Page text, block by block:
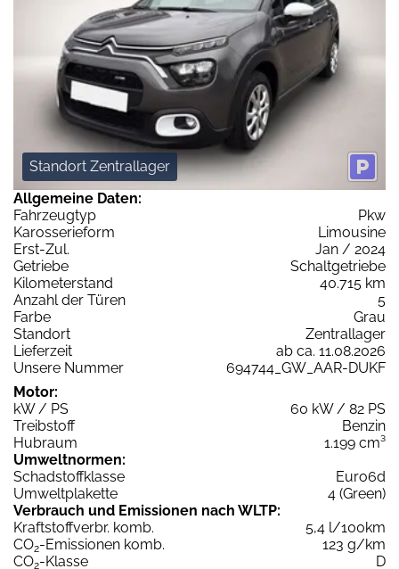
Standort Zentrallager
Allgemeine Daten:
Fahrzeugtyp
Pkw
Karosserieform
Limousine
Erst-Zul.
Jan / 2024
Getriebe
Schaltgetriebe
Kilometerstand
40.715 km
Anzahl der Türen
5
Farbe
Grau
Standort
Zentrallager
Lieferzeit
ab ca. 11.08.2026
Unsere Nummer
694744_GW_AAR-DUKF
Motor:
kW / PS
60 kW / 82 PS
Treibstoff
Benzin
Hubraum
1.199 cm³
Umweltnormen:
Schadstoffklasse
Euro6d
Umweltplakette
4 (Green)
Verbrauch und Emissionen nach WLTP:
Kraftstoffverbr. komb.
5,4 l/100km
CO2-Emissionen komb.
123 g/km
CO2-Klasse D